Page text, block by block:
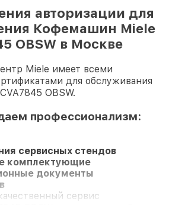
авторизации для
Кофемашин Miele
OBSW в Москве
Miele имеет всеми
для обслуживания
OBSW.
профессионализм:
сервисных стендов
комплектующие
документы
сервис